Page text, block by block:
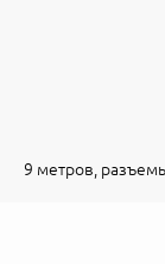
9 метров,